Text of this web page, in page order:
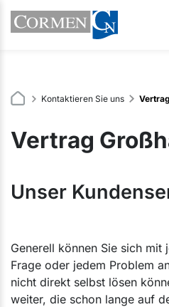
Kontaktieren Sie uns
Vertrag
Unser
Generell können Sie sich mit
Frage oder jedem Problem
nicht direkt selbst lösen
weiter, die schon lange auf